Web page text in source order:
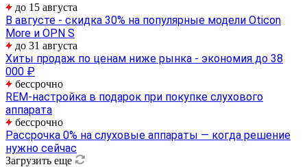
до 15 августа
В августе - скидка 30% на популярные модели Oticon
More и OPN S
до 31 августа
Хиты продаж по ценам ниже рынка - экономия до 38
000 ₽
бессрочно
REM-настройка в подарок при покупке слухового
аппарата
бессрочно
Рассрочка 0% на слуховые аппараты — когда решение
нужно сейчас
Загрузить еще